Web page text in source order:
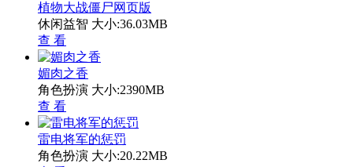
植物大战僵尸网页版
休闲益智 大小:36.03MB
查 看
媚肉之香
角色扮演 大小:2390MB
查 看
雷电将军的惩罚
角色扮演 大小:20.22MB